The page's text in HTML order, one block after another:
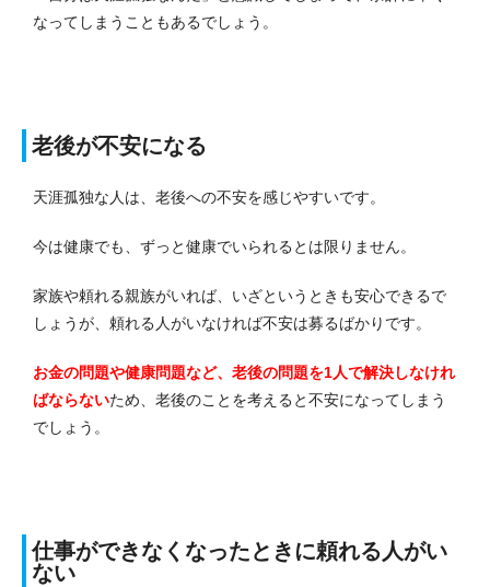
なってしまうこともあるでしょう。
老後が不安になる
天涯孤独な人は、老後への不安を感じやすいです。
今は健康でも、ずっと健康でいられるとは限りません。
家族や頼れる親族がいれば、いざというときも安心できるで
しょうが、頼れる人がいなければ不安は募るばかりです。
お金の問題や健康問題など、老後の問題を1人で解決しなけれ
ばならないため、老後のことを考えると不安になってしまう
でしょう。
仕事ができなくなったときに頼れる人がい
ない